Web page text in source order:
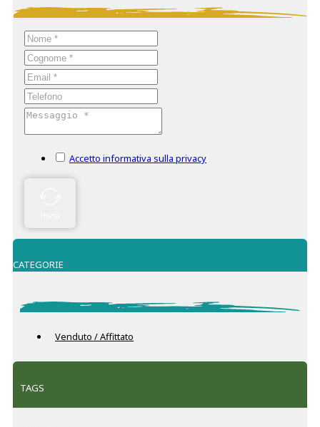
Accetto informativa sulla privacy
CATEGORIE
Venduto / Affittato
TAGS